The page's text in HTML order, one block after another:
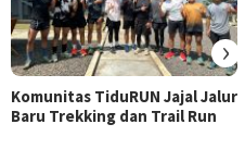
Komunitas TiduRUN Jajal Jalur
Baru Trekking dan Trail Run
›